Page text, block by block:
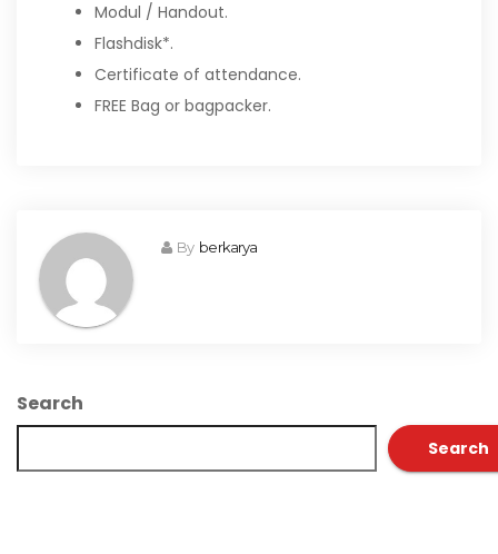
Modul / Handout.
Flashdisk*.
Certificate of attendance.
FREE Bag or bagpacker.
By berkarya
Search
Search